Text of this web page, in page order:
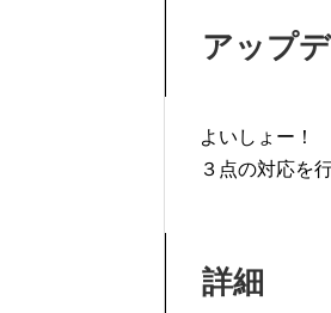
アップ
よいしょー！
３点の対応を
詳細